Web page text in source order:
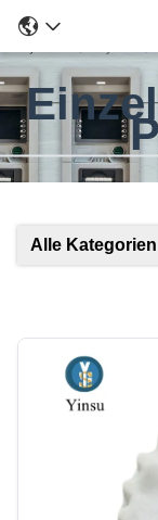
Alle Kategorien